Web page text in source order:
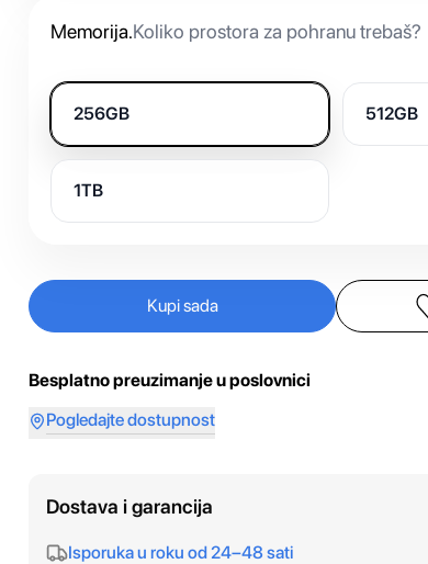
Memorija.Koliko prostora za pohranu trebaš?
256GB 512GB
1TB
Kupi sada
Besplatno preuzimanje u poslovnici
Pogledajte dostupnost
Dostava i garancija
Isporuka u roku od 24–48 sati